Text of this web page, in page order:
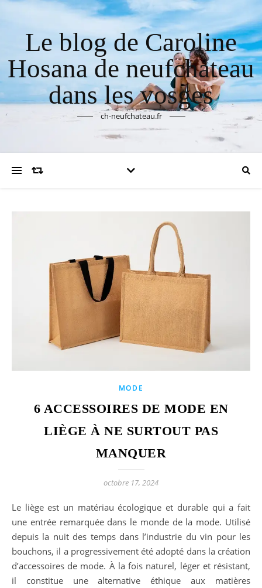
Le blog de Caroline
Hosana de neufchateau
dans les vosges
ch-neufchateau.fr
MODE
6 ACCESSOIRES DE MODE EN
LIÈGE À NE SURTOUT PAS
MANQUER
octobre 17, 2024
Le liège est un matériau écologique et durable qui a fait
une entrée remarquée dans le monde de la mode. Utilisé
depuis la nuit des temps dans l’industrie du vin pour les
bouchons, il a progressivement été adopté dans la création
d’accessoires de mode. À la fois naturel, léger et résistant,
il constitue une alternative éthique aux matières